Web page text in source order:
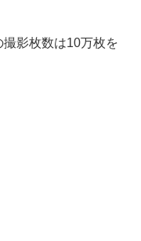
影枚数は10万枚を